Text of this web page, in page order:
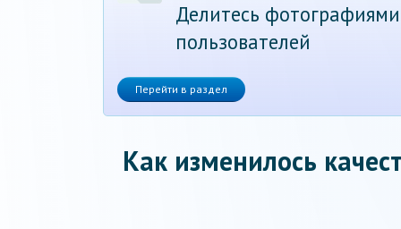
Делитесь
пользователей
Перейти в раздел
Как изменилось